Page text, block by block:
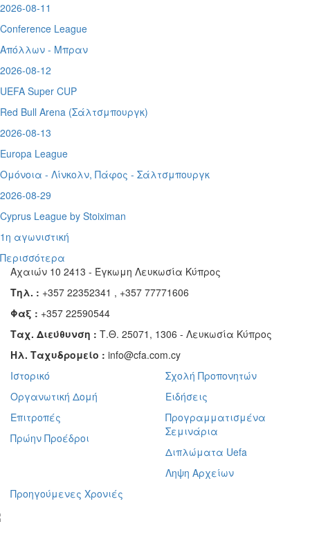
2026-08-11
Conference League
Απόλλων - Μπραν
2026-08-12
UEFA Super CUP
Red Bull Arena (Σάλτσμπουργκ)
2026-08-13
Europa League
Ομόνοια - Λίνκολν, Πάφος - Σάλτσμπουργκ
2026-08-29
Cyprus League by Stoiximan
1η αγωνιστική
Περισσότερα
Αχαιών 10 2413 - Έγκωμη Λευκωσία Κύπρος
Τηλ. : +357 22352341 , +357 77771606
Φαξ : +357 22590544
Ταχ. Διεύθυνση : Τ.Θ. 25071, 1306 - Λευκωσία Κύπρος
Ηλ. Ταχυδρομείο : info@cfa.com.cy
Ιστορικό
Οργανωτική Δομή
Επιτροπές
Πρώην Προέδροι
Σχολή Προπονητών
Ειδήσεις
Προγραμματισμένα
Σεμινάρια
Διπλώματα Uefa
Ληψη Αρχείων
Προηγούμενες Χρονιές